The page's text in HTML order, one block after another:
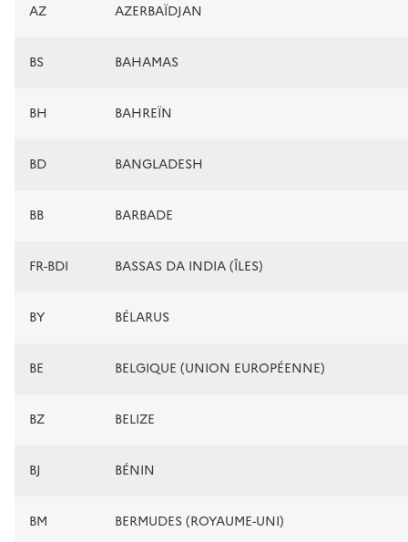
AZ AZERBAÏDJAN
BS BAHAMAS
BH BAHREÏN
BD BANGLADESH
BB BARBADE
FR-BDI BASSAS DA INDIA (ÎLES)
BY BÉLARUS
BE BELGIQUE (UNION EUROPÉENNE)
BZ BELIZE
BJ BÉNIN
BM BERMUDES (ROYAUME-UNI)